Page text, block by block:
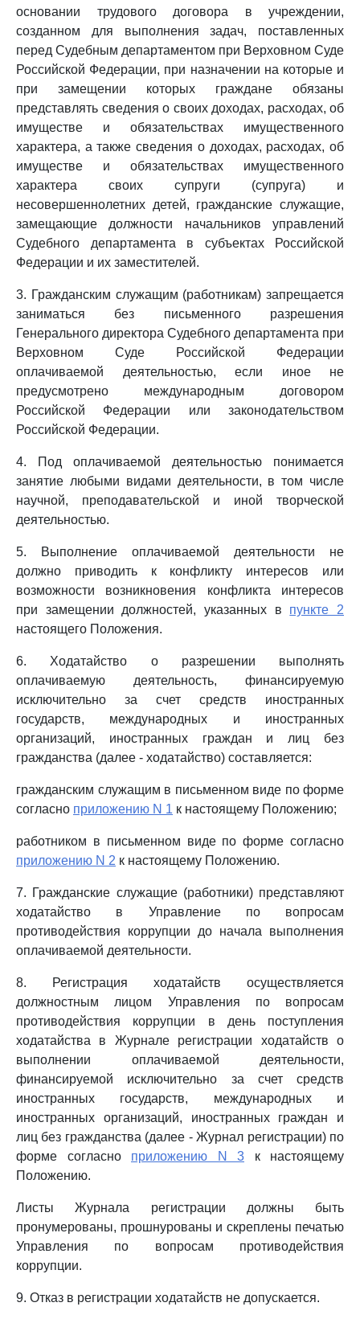
основании трудового договора в учреждении,
созданном для выполнения задач, поставленных
перед Судебным департаментом при Верховном Суде
Российской Федерации, при назначении на которые и
при замещении которых граждане обязаны
представлять сведения о своих доходах, расходах, об
имуществе и обязательствах имущественного
характера, а также сведения о доходах, расходах, об
имуществе и обязательствах имущественного
характера своих супруги (супруга) и
несовершеннолетних детей, гражданские служащие,
замещающие должности начальников управлений
Судебного департамента в субъектах Российской
Федерации и их заместителей.
3. Гражданским служащим (работникам) запрещается
заниматься без письменного разрешения
Генерального директора Судебного департамента при
Верховном Суде Российской Федерации
оплачиваемой деятельностью, если иное не
предусмотрено международным договором
Российской Федерации или законодательством
Российской Федерации.
4. Под оплачиваемой деятельностью понимается
занятие любыми видами деятельности, в том числе
научной, преподавательской и иной творческой
деятельностью.
5. Выполнение оплачиваемой деятельности не
должно приводить к конфликту интересов или
возможности возникновения конфликта интересов
при замещении должностей, указанных в пункте 2
настоящего Положения.
6. Ходатайство о разрешении выполнять
оплачиваемую деятельность, финансируемую
исключительно за счет средств иностранных
государств, международных и иностранных
организаций, иностранных граждан и лиц без
гражданства (далее - ходатайство) составляется:
гражданским служащим в письменном виде по форме
согласно приложению N 1 к настоящему Положению;
работником в письменном виде по форме согласно
приложению N 2 к настоящему Положению.
7. Гражданские служащие (работники) представляют
ходатайство в Управление по вопросам
противодействия коррупции до начала выполнения
оплачиваемой деятельности.
8. Регистрация ходатайств осуществляется
должностным лицом Управления по вопросам
противодействия коррупции в день поступления
ходатайства в Журнале регистрации ходатайств о
выполнении оплачиваемой деятельности,
финансируемой исключительно за счет средств
иностранных государств, международных и
иностранных организаций, иностранных граждан и
лиц без гражданства (далее - Журнал регистрации) по
форме согласно приложению N 3 к настоящему
Положению.
Листы Журнала регистрации должны быть
пронумерованы, прошнурованы и скреплены печатью
Управления по вопросам противодействия
коррупции.
9. Отказ в регистрации ходатайств не допускается.